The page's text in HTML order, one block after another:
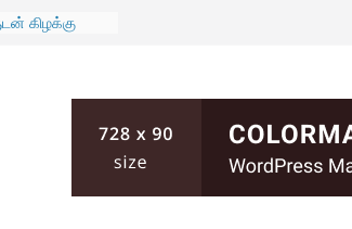
கிழக்கு
பதற்றம்;
இருவர்
மழை